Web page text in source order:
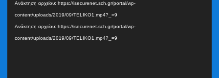
Ανάκτηση αρχείου: https://isecurenet.sch.gr/portal/wp-
content/uploads/2019/09/TELIKO1.mp4?_=9
Ανάκτηση αρχείου: https://isecurenet.sch.gr/portal/wp-
content/uploads/2019/09/TELIKO1.mp4?_=9